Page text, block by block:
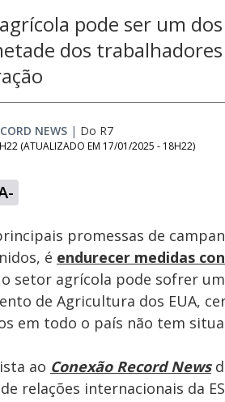
pode ser um
dos
NEWS | Do R7
(ATUALIZADO EM 17/01/2025 - 18H22)
promessas de
é endurecer medidas
setor agrícola pode sofrer
de Agricultura dos EUA,
em todo o país não tem
ao Conexão Record News
relações internacionais da